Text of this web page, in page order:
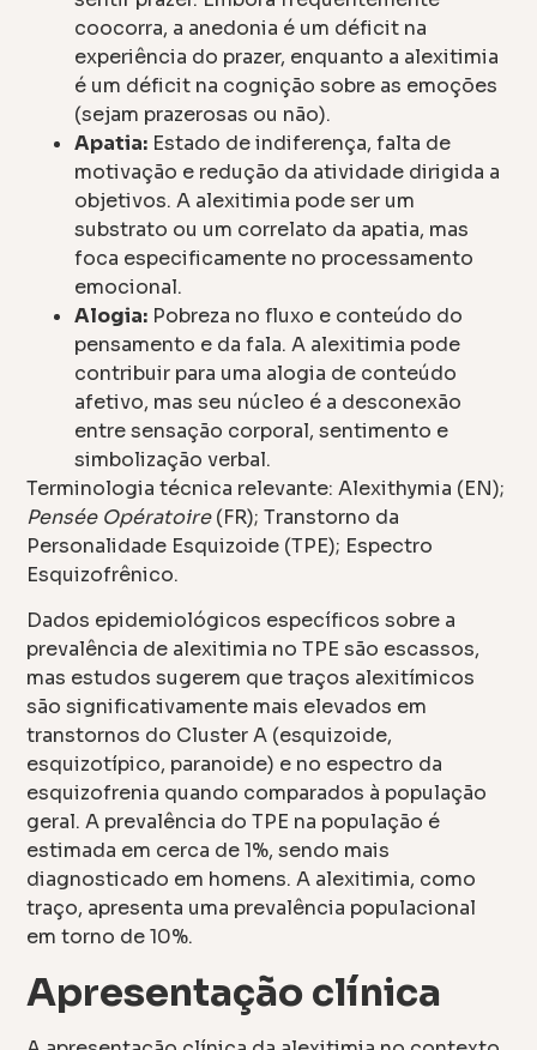
coocorra, a anedonia é um déficit na
experiência do prazer, enquanto a alexitimia
é um déficit na cognição sobre as emoções
(sejam prazerosas ou não).
Apatia: Estado de indiferença, falta de
motivação e redução da atividade dirigida a
objetivos. A alexitimia pode ser um
substrato ou um correlato da apatia, mas
foca especificamente no processamento
emocional.
Alogia: Pobreza no fluxo e conteúdo do
pensamento e da fala. A alexitimia pode
contribuir para uma alogia de conteúdo
afetivo, mas seu núcleo é a desconexão
entre sensação corporal, sentimento e
simbolização verbal.
Terminologia técnica relevante: Alexithymia (EN);
Pensée Opératoire(FR); Transtorno da
Personalidade Esquizoide (TPE); Espectro
Esquizofrênico.
Dados epidemiológicos específicos sobre a
prevalência de alexitimia no TPE são escassos,
mas estudos sugerem que traços alexitímicos
são significativamente mais elevados em
transtornos do Cluster A (esquizoide,
esquizotípico, paranoide) e no espectro da
esquizofrenia quando comparados à população
geral. A prevalência do TPE na população é
estimada em cerca de 1%, sendo mais
diagnosticado em homens. A alexitimia, como
traço, apresenta uma prevalência populacional
em torno de 10%.
Apresentação clínica